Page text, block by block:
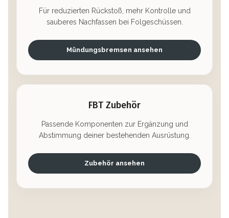
Für reduzierten Rückstoß, mehr Kontrolle und
sauberes Nachfassen bei Folgeschüssen.
Mündungsbremsen ansehen
FBT Zubehör
Passende Komponenten zur Ergänzung und
Abstimmung deiner bestehenden Ausrüstung.
Zubehör ansehen